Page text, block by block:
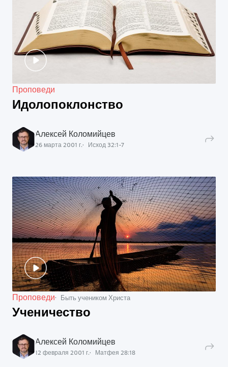
Проповеди
Идолопоклонство
Алексей Коломийцев
26 марта 2001 г. Исход 32:1-7
Проповеди Быть учеником Христа
Ученичество
Алексей Коломийцев
12 февраля 2001 г. Матфея 28:18